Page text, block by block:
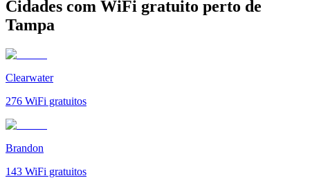
Cidades com WiFi gratuito perto de
Tampa
Clearwater
276 WiFi gratuitos
Brandon
143 WiFi gratuitos